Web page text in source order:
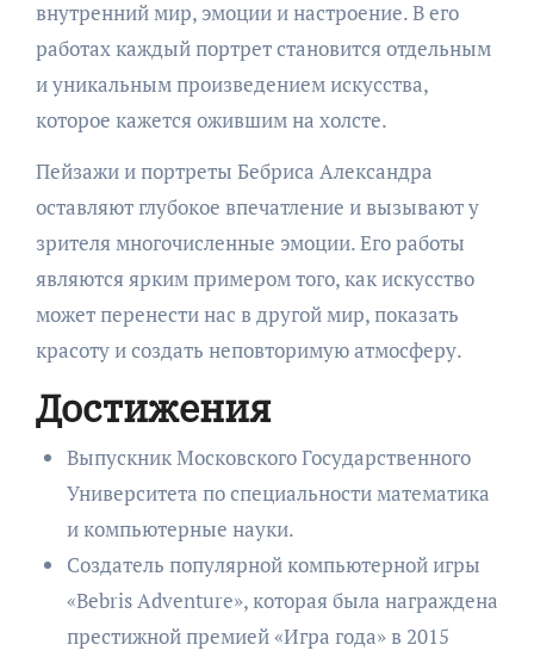
внутренний мир, эмоции и настроение. В его
работах каждый портрет становится отдельным
и уникальным произведением искусства,
которое кажется ожившим на холсте.
Пейзажи и портреты Бебриса Александра
оставляют глубокое впечатление и вызывают у
зрителя многочисленные эмоции. Его работы
являются ярким примером того, как искусство
может перенести нас в другой мир, показать
красоту и создать неповторимую атмосферу.
Достижения
Выпускник Московского Государственного
Университета по специальности математика
и компьютерные науки.
Создатель популярной компьютерной игры
«Bebris Adventure», которая была награждена
престижной премией «Игра года» в 2015